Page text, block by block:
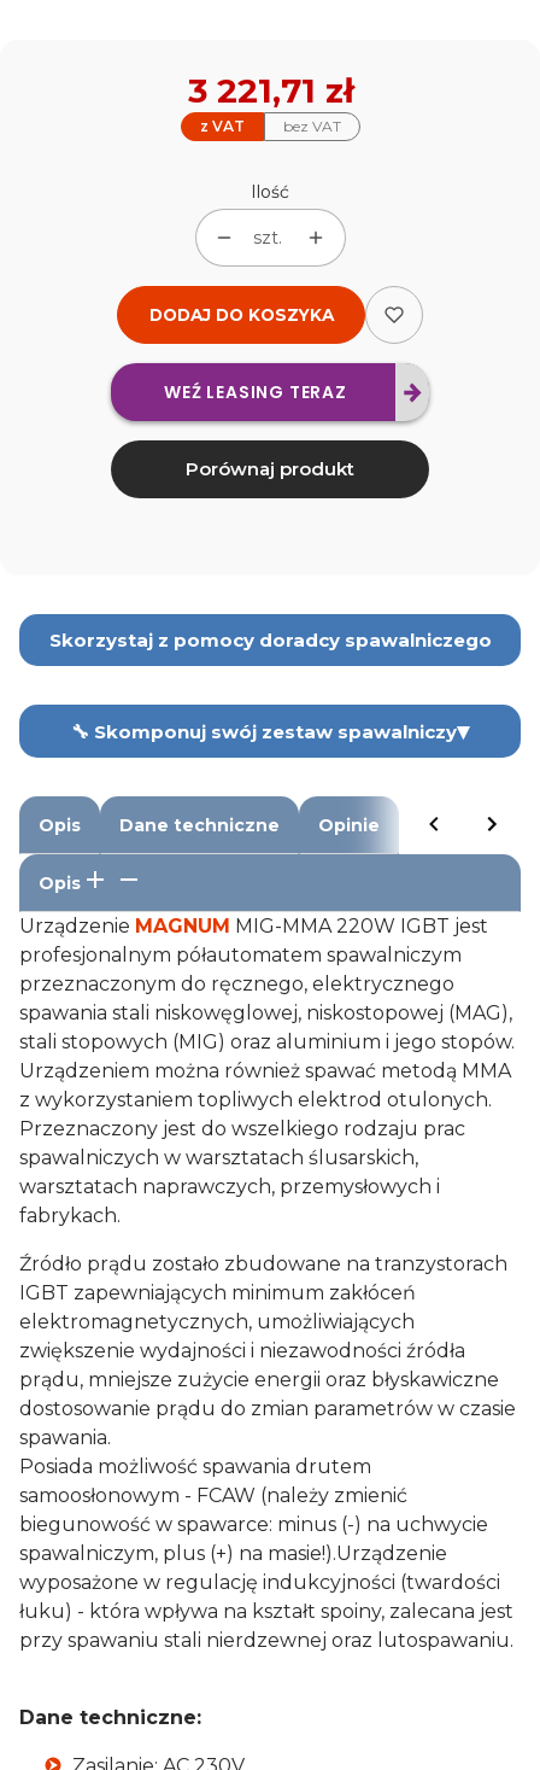
z VAT bez VAT
Cena
3 221,71 zł
Ilość
szt.
DODAJ DO KOSZYKA
WEŹ LEASING TERAZ
Porównaj produkt
Skorzystaj z pomocy doradcy spawalniczego
🔧 Skomponuj swój zestaw spawalniczy▾
Drut samoosłonowy
24,00 zł
Zmień ▾
Drut spawalniczy MIG/MAG
47,99 zł
Zmień ▾
Reduktor
—
Zmień ▾
Butla
400,00 zł
Zmień ▾
Rękawice spawalnicze
13,99 zł
Zmień ▾
Przyłbica spawalnicza
95,99 zł
Zmień ▾
Młotek spawalniczy
12,55 zł
Zmień ▾
Kątownik magnetyczny
6,79 zł
SpawMix
7,39 zł
Zmień ▾
Kleszcze spawalnicze
35,00 zł
Zmień ▾
Elektrody rutylowe
Opis Dane techniczne Opinie
Opis
Urządzenie MAGNUM MIG-MMA 220W IGBT jest
profesjonalnym półautomatem spawalniczym
przeznaczonym do ręcznego, elektrycznego
spawania stali niskowęglowej, niskostopowej (MAG),
stali stopowych (MIG) oraz aluminium i jego stopów.
Urządzeniem można również spawać metodą MMA
z wykorzystaniem topliwych elektrod otulonych.
Przeznaczony jest do wszelkiego rodzaju prac
spawalniczych w warsztatach ślusarskich,
warsztatach naprawczych, przemysłowych i
fabrykach.
Źródło prądu zostało zbudowane na tranzystorach
IGBT zapewniających minimum zakłóceń
elektromagnetycznych, umożliwiających
zwiększenie wydajności i niezawodności źródła
prądu, mniejsze zużycie energii oraz błyskawiczne
dostosowanie prądu do zmian parametrów w czasie
spawania.
Posiada możliwość spawania drutem
samoosłonowym - FCAW (należy zmienić
biegunowość w spawarce: minus (-) na uchwycie
spawalniczym, plus (+) na masie!).Urządzenie
wyposażone w regulację indukcyjności (twardości
łuku) - która wpływa na kształt spoiny, zalecana jest
przy spawaniu stali nierdzewnej oraz lutospawaniu.
Dane techniczne: